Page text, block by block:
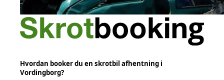
Hvordan booker du en skrotbil afhentning i
Vordingborg?